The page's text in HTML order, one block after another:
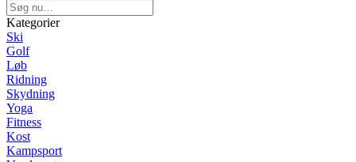
Kategorier
Ski
Golf
Løb
Ridning
Skydning
Yoga
Fitness
Kost
Kampsport